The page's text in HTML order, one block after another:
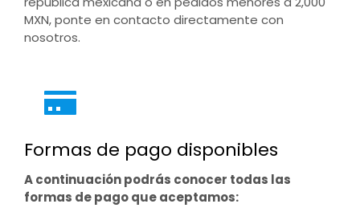
MXN, ponte en contacto directamente con
nosotros.
Formas de pago disponibles
A continuación podrás conocer todas las
formas de pago que aceptamos: